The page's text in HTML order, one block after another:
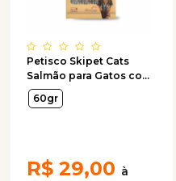
Petisco Skipet Cats
Salmão para Gatos com
4 Unidades de 15g
60gr
R$ 29,00